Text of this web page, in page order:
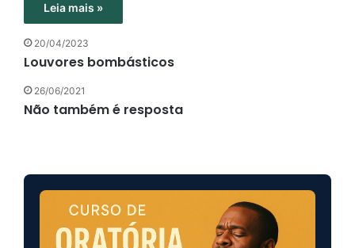
Leia mais »
20/04/2023
Louvores bombásticos
26/06/2021
Não também é resposta